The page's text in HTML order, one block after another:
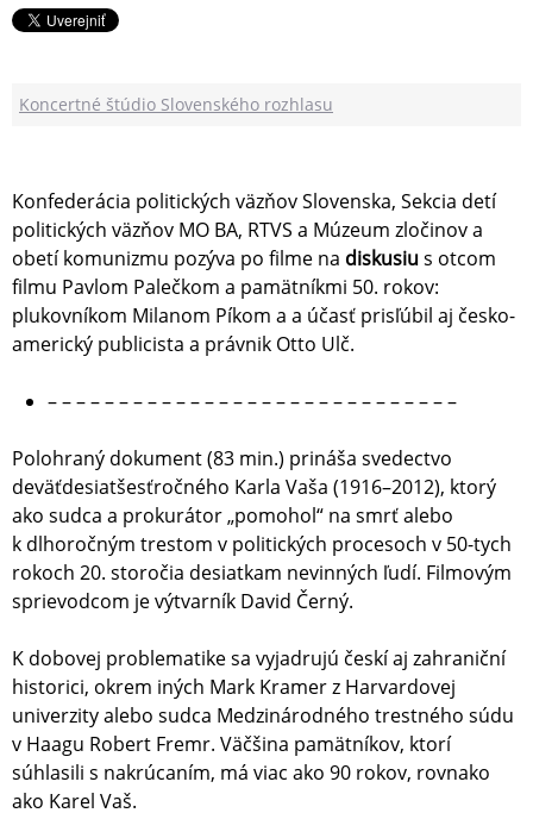
Koncertné štúdio Slovenského rozhlasu
Konfederácia politických väzňov Slovenska, Sekcia detí
politických väzňov MO BA, RTVS a Múzeum zločinov a
obetí komunizmu pozýva po filme na diskusius otcom
filmu Pavlom Palečkom a pamätníkmi 50. rokov:
plukovníkom Milanom Píkom a a účasť prisľúbil aj česko-
americký publicista a právnik Otto Ulč.
– – – – – – – – – – – – – – – – – – – – – – – – – – – – –
Polohraný dokument (83 min.) prináša svedectvo
deväťdesiatšes­ťročného Karla Vaša (1916–2012), ktorý
ako sudca a prokurátor „pomohol“ na smrť alebo
k dlhoročným trestom v politických procesoch v 50-tych
rokoch 20. storočia desiatkam nevinných ľudí. Filmovým
sprievodcom je výtvarník David Černý.
K dobovej problematike sa vyjadrujú českí aj zahraniční
historici, okrem iných Mark Kramer z Harvardovej
univerzity alebo sudca Medzinárodného trestného súdu
v Haagu Robert Fremr. Väčšina pamätníkov, ktorí
súhlasili s nakrúcaním, má viac ako 90 rokov, rovnako
ako Karel Vaš.